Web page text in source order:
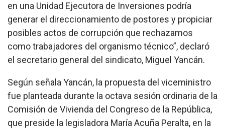
en una Unidad Ejecutora de Inversiones podría
generar el direccionamiento de postores y propiciar
posibles actos de corrupción que rechazamos
como trabajadores del organismo técnico”, declaró
el secretario general del sindicato, Miguel Yancán.
Según señala Yancán, la propuesta del viceministro
fue planteada durante la octava sesión ordinaria de la
Comisión de Vivienda del Congreso de la República,
que preside la legisladora María Acuña Peralta, en la